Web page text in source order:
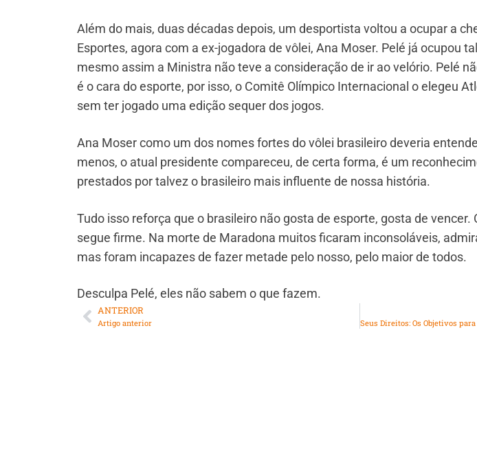
Além do mais, duas décadas depois, um desportista voltou a ocupar a
Esportes, agora com a ex-jogadora de vôlei, Ana Moser. Pelé já ocupou
mesmo assim a Ministra não teve a consideração de ir ao velório. Pelé
é o cara do esporte, por isso, o Comitê Olímpico Internacional o elegeu
sem ter jogado uma edição sequer dos jogos.
Ana Moser como um dos nomes fortes do vôlei brasileiro deveria
menos, o atual presidente compareceu, de certa forma, é um
prestados por talvez o brasileiro mais influente de nossa história.
Tudo isso reforça que o brasileiro não gosta de esporte, gosta de vencer.
segue firme. Na morte de Maradona muitos ficaram inconsoláveis,
mas foram incapazes de fazer metade pelo nosso, pelo maior de todos.
Desculpa Pelé, eles não sabem o que fazem.
ANTERIOR
Artigo anterior